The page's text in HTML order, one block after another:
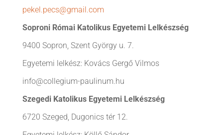
pekel.pecs@gmail.com
Soproni Római Katolikus Egyetemi Lelkészség
9400 Sopron, Szent György u. 7.
Egyetemi lelkész: Kovács Gergő Vilmos
info@collegium-paulinum.hu
Szegedi Katolikus Egyetemi Lelkészség
6720 Szeged, Dugonics tér 12.